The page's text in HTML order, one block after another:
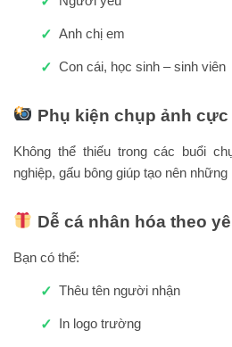
Anh chị em
Con cái, học sinh – sinh viên
Phụ kiện chụp ảnh cực
Không thể thiếu trong các buổi
nghiệp, gấu bông giúp tạo nên
Dễ cá nhân hóa theo
Bạn có thể:
Thêu tên người nhận
In logo trường